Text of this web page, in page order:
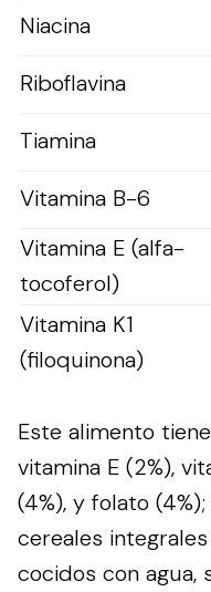
Niacina
Riboflavina
Tiamina
Vitamina B-6
Vitamina E (alfa-
tocoferol)
Vitamina K1
(filoquinona)
Este alimento
vitamina E (2%),
(4%), y folato
cereales
cocidos con agua,